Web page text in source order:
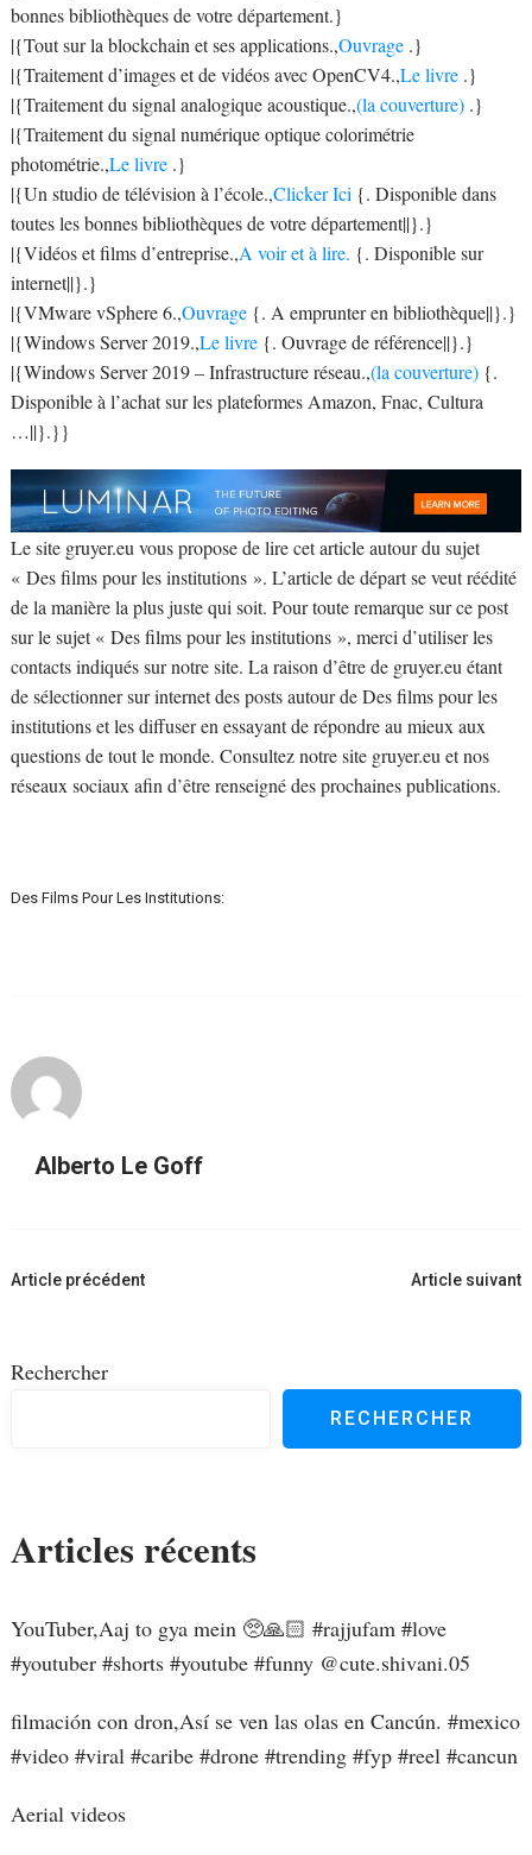
bonnes bibliothèques de votre département.}
|{Tout sur la blockchain et ses applications.,Ouvrage .}
|{Traitement d’images et de vidéos avec OpenCV4.,Le livre .}
|{Traitement du signal analogique acoustique.,(la couverture) .}
|{Traitement du signal numérique optique colorimétrie
photométrie.,Le livre .}
|{Un studio de télévision à l’école.,Clicker Ici {. Disponible dans
toutes les bonnes bibliothèques de votre département||}.}
|{Vidéos et films d’entreprise.,A voir et à lire. {. Disponible sur
internet||}.}
|{VMware vSphere 6.,Ouvrage {. A emprunter en bibliothèque||}.}
|{Windows Server 2019.,Le livre {. Ouvrage de référence||}.}
|{Windows Server 2019 – Infrastructure réseau.,(la couverture) {.
Disponible à l’achat sur les plateformes Amazon, Fnac, Cultura
…||}.}}
Le site gruyer.eu vous propose de lire cet article autour du sujet
« Des films pour les institutions ». L’article de départ se veut réédité
de la manière la plus juste qui soit. Pour toute remarque sur ce post
sur le sujet « Des films pour les institutions », merci d’utiliser les
contacts indiqués sur notre site. La raison d’être de gruyer.eu étant
de sélectionner sur internet des posts autour de Des films pour les
institutions et les diffuser en essayant de répondre au mieux aux
questions de tout le monde. Consultez notre site gruyer.eu et nos
réseaux sociaux afin d’être renseigné des prochaines publications.
Des Films Pour Les Institutions:
Alberto Le Goff
Navigation
Article précédent Article suivant
Rechercher
RECHERCHER
Articles récents
YouTuber,Aaj to gya mein 🥺🙏🏻 #rajjufam #love
#youtuber #shorts #youtube #funny ​⁠@cute.shivani.05
filmación con dron,Así se ven las olas en Cancún. #mexico
#video #viral #caribe #drone #trending #fyp #reel #cancun
Aerial videos